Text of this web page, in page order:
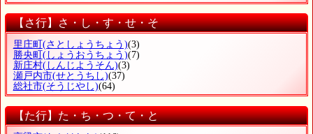
【さ行】さ・し・す・せ・そ
里庄町 (さとしょうちょう)(3)
勝央町 (しょうおうちょう)(7)
新庄村(しんじようそん)(3)
瀬戸内市(せとうちし)(37)
総社市(そうじやし)(64)
【た行】た・ち・つ・て・と